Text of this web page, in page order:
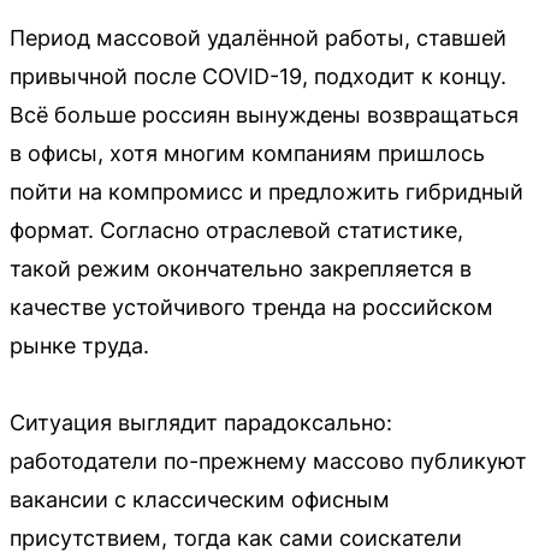
Период массовой удалённой работы, ставшей
привычной после COVID-19, подходит к концу.
Всё больше россиян вынуждены возвращаться
в офисы, хотя многим компаниям пришлось
пойти на компромисс и предложить гибридный
формат. Согласно отраслевой статистике,
такой режим окончательно закрепляется в
качестве устойчивого тренда на российском
рынке труда.
Ситуация выглядит парадоксально:
работодатели по-прежнему массово публикуют
вакансии с классическим офисным
присутствием, тогда как сами соискатели